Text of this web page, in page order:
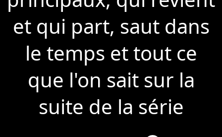
et qui part, saut dans
le temps et tout ce
que l'on sait sur la
suite de la série